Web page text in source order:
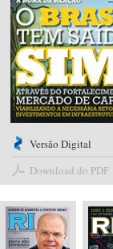
Versão Digital
Download do PDF